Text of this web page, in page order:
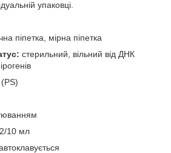
упаковці.
піпетка, мірна піпетка
стерильний, вільний від ДНК
(РS)
2/10 мл